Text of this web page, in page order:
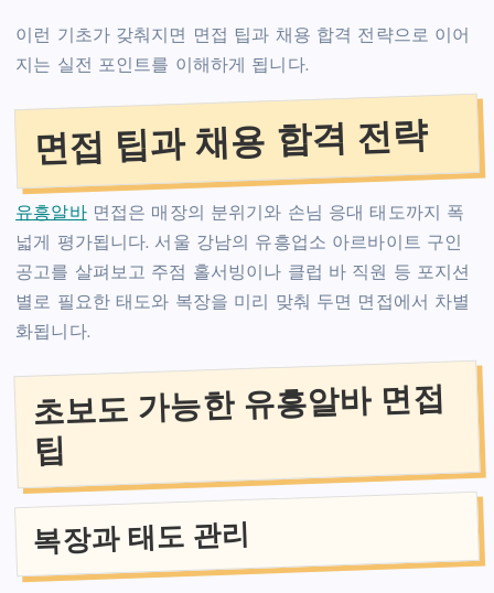
이런 기초가 갖춰지면 면접 팁과 채용 합격 전략으로 이어
지는 실전 포인트를 이해하게 됩니다.
면접 팁과 채용 합격 전략
유흥알바면접은 매장의 분위기와 손님 응대 태도까지 폭
넓게 평가됩니다. 서울 강남의 유흥업소 아르바이트 구인
공고를 살펴보고 주점 홀서빙이나 클럽 바 직원 등 포지션
별로 필요한 태도와 복장을 미리 맞춰 두면 면접에서 차별
화됩니다.
초보도 가능한 유흥알바 면접
팁
복장과 태도 관리